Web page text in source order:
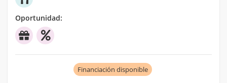
Oportunidad:
Financiación disponible